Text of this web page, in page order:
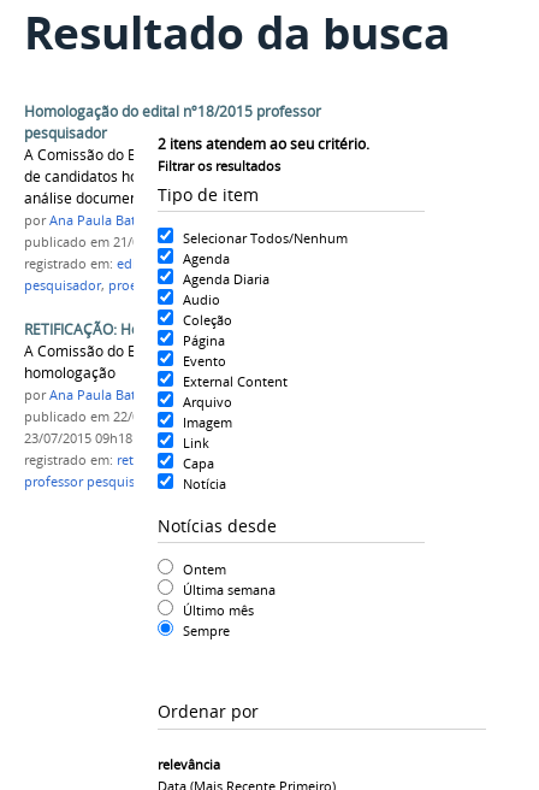
Resultado da busca
2 itens atendem ao seu critério.
Filtrar os resultados
Tipo de item
Selecionar Todos/Nenhum
Agenda
Agenda Diaria
Audio
Coleção
Página
Evento
External Content
Arquivo
Imagem
Link
Capa
Notícia
Notícias desde
Ontem
Última semana
Último mês
Sempre
Ordenar por
relevância
Data (mais Recente Primeiro)
Homologação do edital nº18/2015 professor
pesquisador
A Comissão do Edital 18/2015 divulga a relação
de candidatos homologados após a primeira
análise documental.
porAna Paula Batista
publicado em 21/07/2015
registrado em: edital nº18/2015,professor
pesquisador, proen homologação
RETIFICAÇÃO: Homologação do edital nº18/2015
A Comissão do Edital 18/2015 retifica
homologação
porAna Paula Batista
publicado em 22/07/2015 — última modificação
23/07/2015 09h18
registrado em: retificação ,edital nº18/2015
professor pesquisador